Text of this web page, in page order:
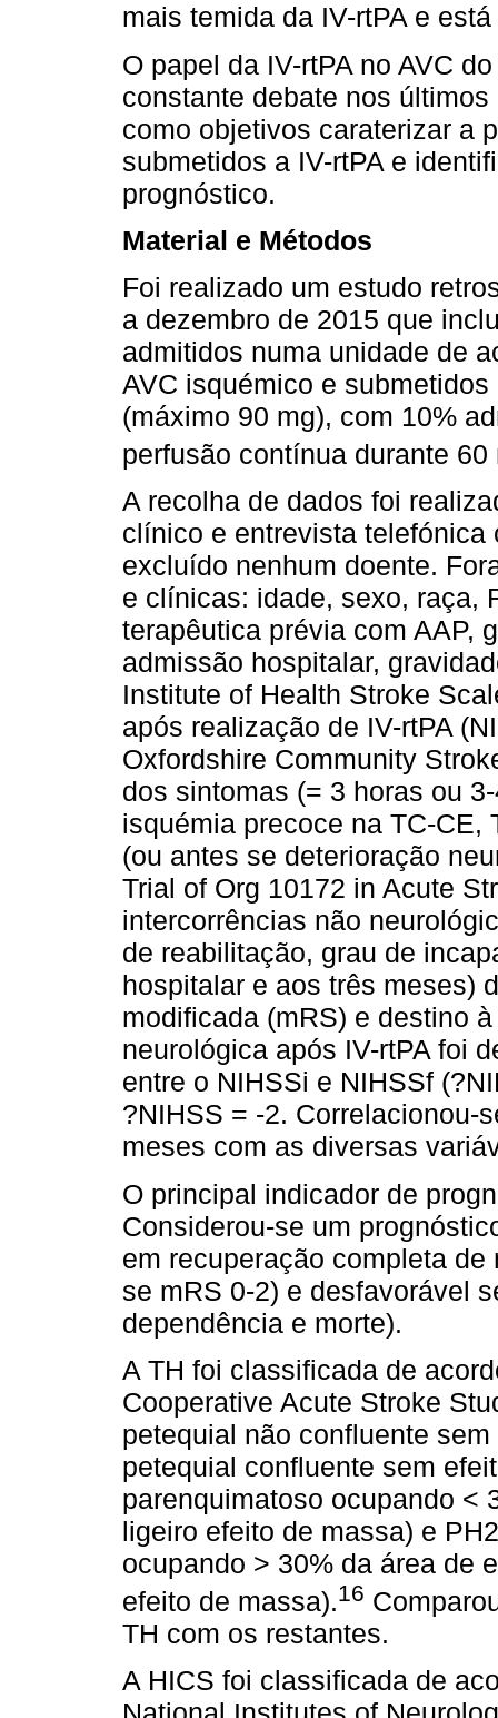
mais temida da IV-rtPA e
O papel da IV-rtPA no AVC
constante debate nos
como objetivos caraterizar a
submetidos a IV-rtPA e
prognóstico.
Material e Métodos
Foi realizado um estudo
a dezembro de 2015 que
admitidos numa unidade de
AVC isquémico e
(máximo 90 mg), com 10%
perfusão contínua durante 60
A recolha de dados foi
clínico e entrevista telefónica
excluído nenhum doente.
e clínicas: idade, sexo, raça,
terapêutica prévia com AAP,
admissão hospitalar,
Institute of Health Stroke
após realização de IV-rtPA
Oxfordshire Community
dos sintomas (= 3 horas ou
isquémia precoce na TC-CE,
(ou antes se deterioração
Trial of Org 10172 in Acute
intercorrências não
de reabilitação, grau de
hospitalar e aos três meses)
modificada (mRS) e destino
neurológica após IV-rtPA foi
entre o NIHSSi e NIHSSf
?NIHSS = -2. Correlacionou-
meses com as diversas
O principal indicador de
Considerou-se um
em recuperação completa
se mRS 0-2) e desfavorável
dependência e morte).
A TH foi classificada de
Cooperative Acute Stroke
petequial não confluente
petequial confluente sem
parenquimatoso ocupando <
ligeiro efeito de massa) e
ocupando > 30% da área de
efeito de massa).16
TH com os restantes.
A HICS foi classificada de